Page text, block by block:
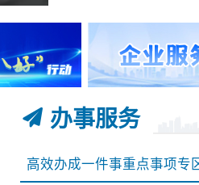
办事服务
高效办成一件事重点事项专